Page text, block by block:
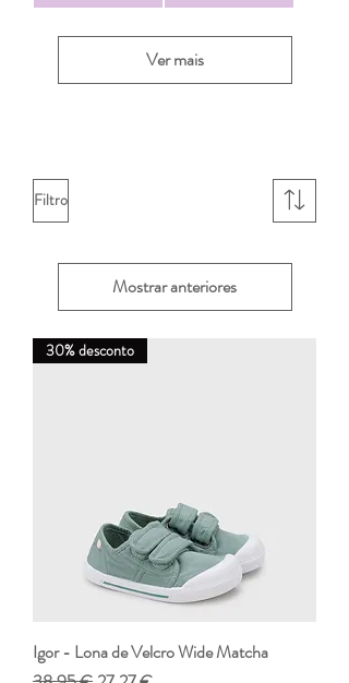
Ver mais
Filtro
Mostrar anteriores
30% desconto
Igor - Lona de Velcro Wide Matcha